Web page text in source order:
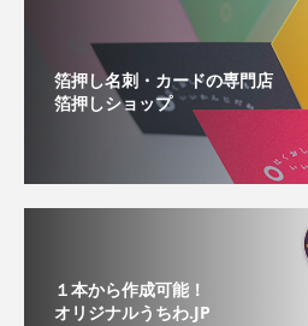
箔押し名刺・カードの専門店
箔押しショップ
１本から作成可能！
オリジナルうちわ.JP